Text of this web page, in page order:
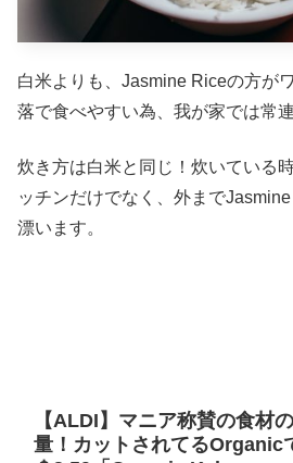
白米よりも、Jasmine Riceの方が
落で食べやすい為、我が家では常連
炊き方は白米と同じ！炊いている
ッチンだけでなく、外まで
漂います。
【ALDI】マニア称賛の食材
量！カットされてるOrganic